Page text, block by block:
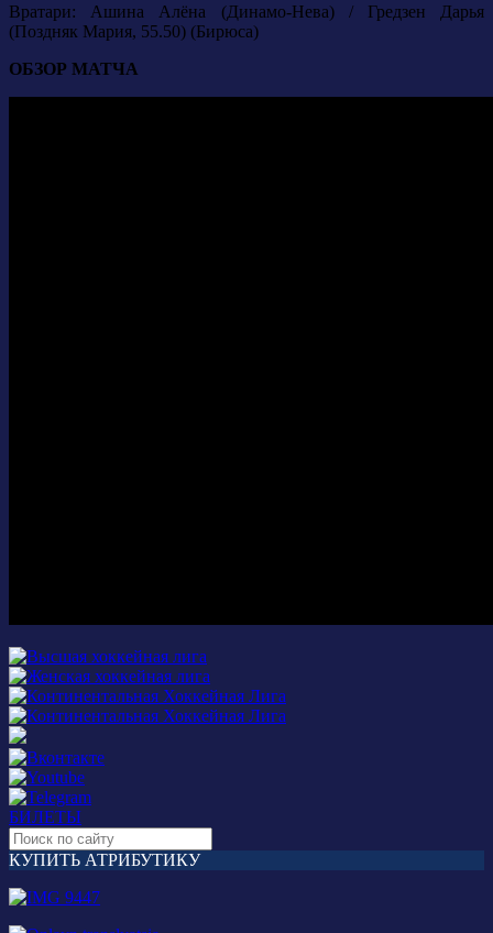
Вратари: Ашина Алёна (Динамо-Нева) / Гредзен Дарья
(Поздняк Мария, 55.50) (Бирюса)
ОБЗОР МАТЧА
БИЛЕТЫ
КУПИТЬ АТРИБУТИКУ